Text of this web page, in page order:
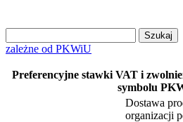
zależne od PKWiU
Preferencyjne stawki VAT i
symbolu
Dostawa
organizacji